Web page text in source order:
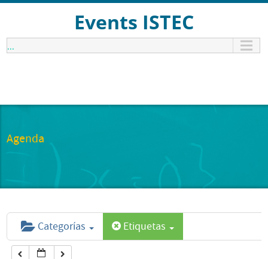
Events ISTEC
...
Agenda
Categorías Etiquetas
1:00 am
6:00 am